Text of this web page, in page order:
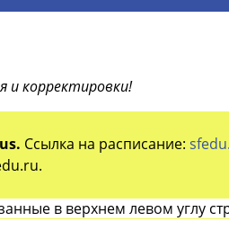
и корректировки!
Ссылка на расписание:
в верхнем левом углу